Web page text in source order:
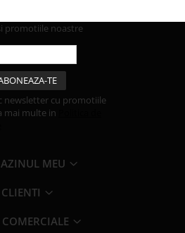
promotiile noastre
newsletter cu promotiile
mai multe in
MEU
CLIENTI
COMERCIALE